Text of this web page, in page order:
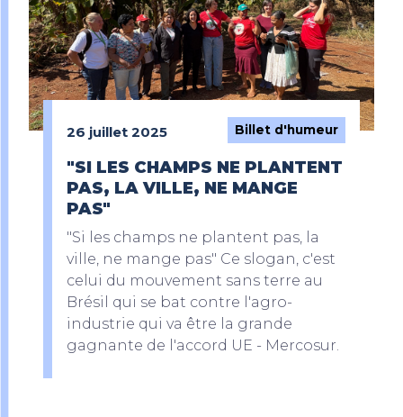
26 juillet 2025 Billet d'humeur
"SI LES CHAMPS NE PLANTENT
PAS, LA VILLE, NE MANGE
PAS"
"Si les champs ne plantent pas, la
ville, ne mange pas" Ce slogan, c'est
celui du mouvement sans terre au
Brésil qui se bat contre l'agro-
industrie qui va être la grande
gagnante de l'accord UE - Mercosur.